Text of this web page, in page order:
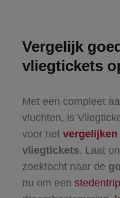
Vergelijk
vliegtickets
Met een compleet
vluchten, is
voor het vergelijken
vliegtickets. Laat
zoektocht naar de
nu om een stedentrip